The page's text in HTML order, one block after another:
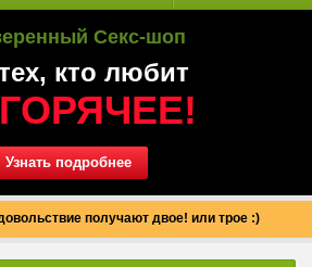
Секс-шоп
кто любит
Узнать подробнее
получают двое! или трое :)